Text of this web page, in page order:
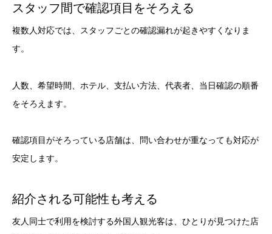
スタッフ間で確認項目をそろえる
複数人対応では、スタッフごとの確認漏れが起きやすくなりま
す。
人数、希望時間、ホテル、支払い方法、代表者、当日確認の順番
をそろえます。
確認項目がそろっている店舗は、問い合わせが重なっても対応が
安定します。
紹介される可能性も考える
友人同士で利用を検討する外国人観光客は、ひとりが見つけた店